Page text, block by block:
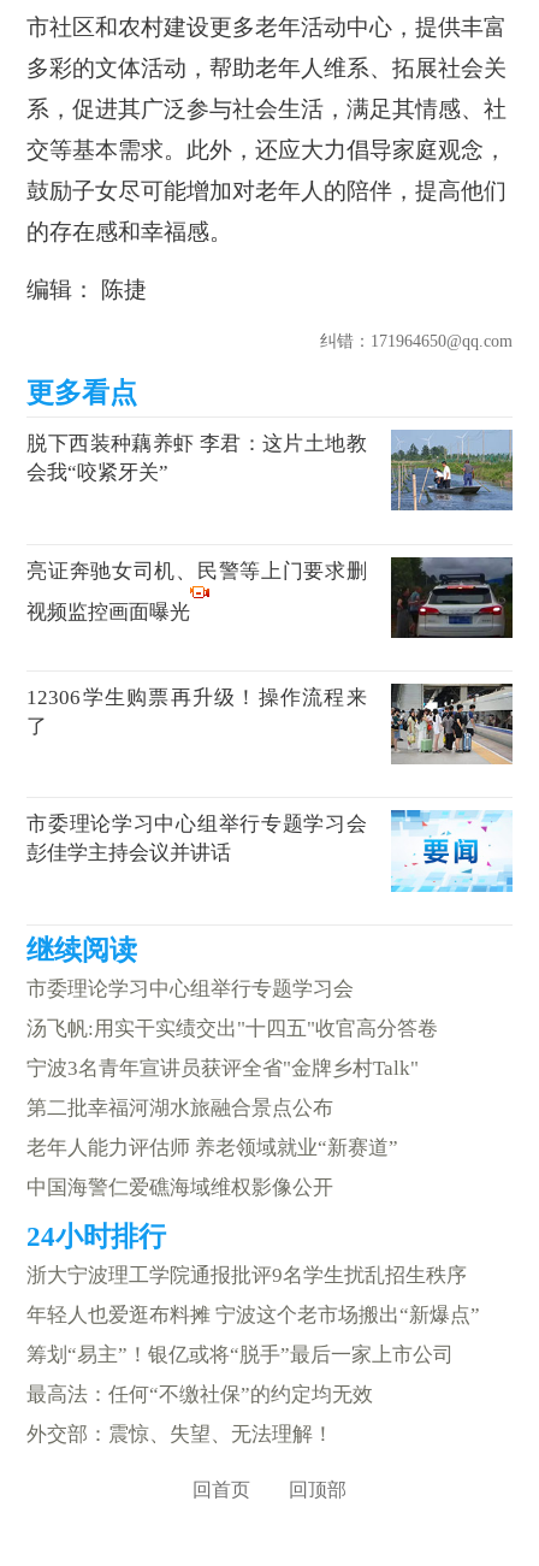
市社区和农村建设更多老年活动中心，提供丰富
多彩的文体活动，帮助老年人维系、拓展社会关
系，促进其广泛参与社会生活，满足其情感、社
交等基本需求。此外，还应大力倡导家庭观念，
鼓励子女尽可能增加对老年人的陪伴，提高他们
的存在感和幸福感。
编辑： 陈捷
纠错：171964650@qq.com
脱下西装种藕养虾 李君：这片土地教
会我“咬紧牙关”
亮证奔驰女司机、民警等上门要求删
视频监控画面曝光
12306学生购票再升级！操作流程来
了
市委理论学习中心组举行专题学习会
彭佳学主持会议并讲话
市委理论学习中心组举行专题学习会
汤飞帆:用实干实绩交出"十四五"收官高分答卷
宁波3名青年宣讲员获评全省"金牌乡村Talk"
第二批幸福河湖水旅融合景点公布
老年人能力评估师 养老领域就业“新赛道”
中国海警仁爱礁海域维权影像公开
浙大宁波理工学院通报批评9名学生扰乱招生秩序
年轻人也爱逛布料摊 宁波这个老市场搬出“新爆点”
筹划“易主”！银亿或将“脱手”最后一家上市公司
最高法：任何“不缴社保”的约定均无效
外交部：震惊、失望、无法理解！
回首页 回顶部